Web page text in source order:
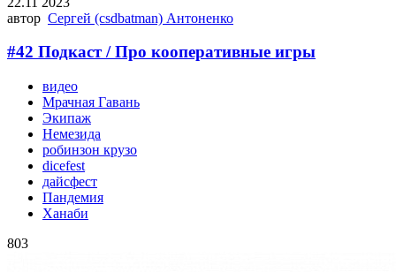
автор Сергей (csdbatman) Антоненко
#42 Подкаст / Про кооперативные игры
видео
Мрачная Гавань
Экипаж
Немезида
робинзон крузо
dicefest
дайсфест
Пандемия
Ханаби
803